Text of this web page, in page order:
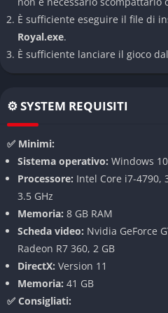
Sistema di Combattimento
Il combat system di Persona 5
basato su turni dove ogni
debolezze dei nemici usando
di concatenare potenti combo
finale, estorcere denaro o oggetti,
ombre a unirsi alla tua causa
Esplorazione del Metaverso
L’esplorazione dei Palazzi
affascinanti del gioco. Ogni
che nella struttura, con mappe
piani grazie anche al nuovo
ricchi di segreti, oggetti utili ed
È sufficiente eseguire il file di
Royal.exe.
È sufficiente lanciare il gioco
⚙️ SYSTEM REQUISITI
✅ Minimi:
Sistema operativo: Windows
Processore: Intel Core i7-4790,
3.5 GHz
Memoria: 8 GB RAM
Scheda video: Nvidia GeForce
Radeon R7 360, 2 GB
DirectX: Version 11
Memoria: 41 GB
✅ Consigliati: